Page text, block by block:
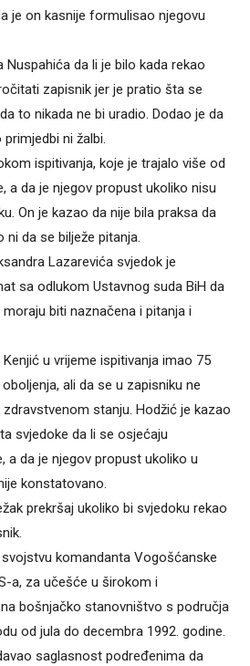
je on kasnije formulisao njegovu
da li je bilo kada rekao
zapisnik jer je pratio šta se
to nikada ne bi uradio. Dodao je da
ni žalbi.
ispitivanja, koje je trajalo više od
a da je njegov propust ukoliko nisu
On je kazao da nije bila praksa da
da se bilježe pitanja.
Lazarevića svjedok je
sa odlukom Ustavnog suda BiH da
biti naznačena i pitanja i
u vrijeme ispitivanja imao 75
ali da se u zapisniku ne
stanju. Hodžić je kazao
svjedoke da li se osjećaju
a da je njegov propust ukoliko u
konstatovano.
prekršaj ukoliko bi svjedoku rekao
komandanta Vogošćanske
a, za učešće u širokom i
bošnjačko stanovništvo s područja
od jula do decembra 1992. godine.
saglasnost podređenima da